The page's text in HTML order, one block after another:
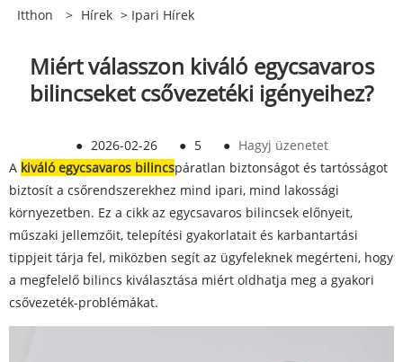
Itthon > Hírek > Ipari Hírek
Miért válasszon kiváló egycsavaros
bilincseket csővezetéki igényeihez?
● 2026-02-26 ● 5 ● Hagyj üzenetet
A kiváló egycsavaros bilincspáratlan biztonságot és tartósságot
biztosít a csőrendszerekhez mind ipari, mind lakossági
környezetben. Ez a cikk az egycsavaros bilincsek előnyeit,
műszaki jellemzőit, telepítési gyakorlatait és karbantartási
tippjeit tárja fel, miközben segít az ügyfeleknek megérteni, hogy
a megfelelő bilincs kiválasztása miért oldhatja meg a gyakori
csővezeték-problémákat.